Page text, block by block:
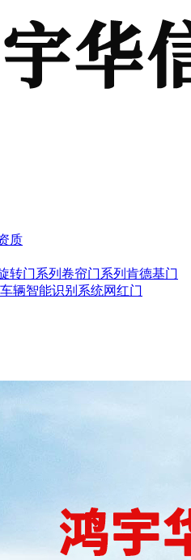
质
转门系列 卷帘门系列 肯德基门
车辆智能识别系统网红门